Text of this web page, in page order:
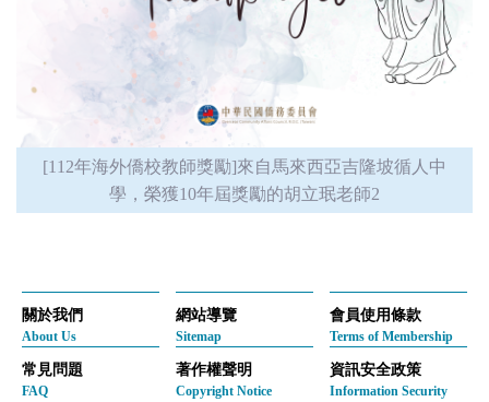
[112年海外僑校教師獎勵]來自馬來西亞吉隆坡循人中
學，榮獲10年屆獎勵的胡立珉老師2
關於我們
About Us
網站導覽
Sitemap
會員使用條款
Terms of Membership
常見問題
FAQ
著作權聲明
Copyright Notice
資訊安全政策
Information Security